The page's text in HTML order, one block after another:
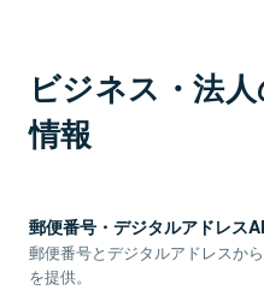
ビジネス・法
情報
郵便番号・デジタルアドレス
郵便番号とデジタルアドレスか
を提供。